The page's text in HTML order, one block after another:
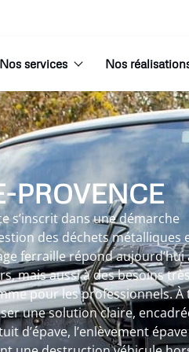
Nos services Nos
PROVENCE
s’inscrit dans une démarche
des déchets métalliques
ferraille répond aujourd’hui
mais aussi à des besoins
pour les professionnels. À
une solution claire,
d’épave, l’enlèvement